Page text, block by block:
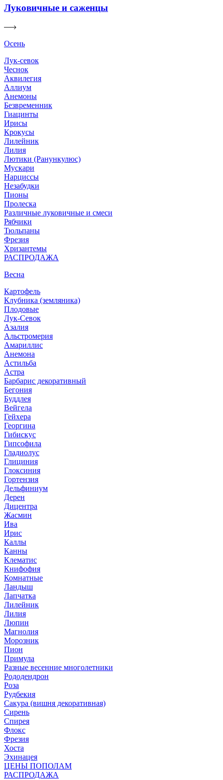
Луковичные и саженцы
Осень
Лук-севок
Чеснок
Аквилегия
Аллиум
Анемоны
Безвременник
Гиацинты
Ирисы
Крокусы
Лилейник
Лилия
Лютики (Ранункулюс)
Мускари
Нарцисcы
Незабудки
Пионы
Пролеска
Различные луковичные и смеси
Рябчики
Тюльпаны
Фрезия
Хризантемы
РАСПРОДАЖА
Весна
Картофель
Клубника (земляника)
Плодовые
Лук-Севок
Азалия
Альстромерия
Амариллис
Анемона
Астильба
Астра
Барбарис декоративный
Бегония
Буддлея
Вейгела
Гейхера
Георгина
Гибискус
Гипсофила
Гладиолус
Глициния
Глоксиния
Гортензия
Дельфиниум
Дерен
Дицентра
Жасмин
Ива
Ирис
Каллы
Канны
Клематис
Книфофия
Комнатные
Ландыш
Лапчатка
Лилейник
Лилия
Люпин
Магнолия
Морозник
Пион
Примула
Разные весенние многолетники
Рододендрон
Роза
Рудбекия
Сакура (вишня декоративная)
Сирень
Спирея
Флокс
Фрезия
Хоста
Эхинацея
ЦЕНЫ ПОПОЛАМ
РАСПРОДАЖА